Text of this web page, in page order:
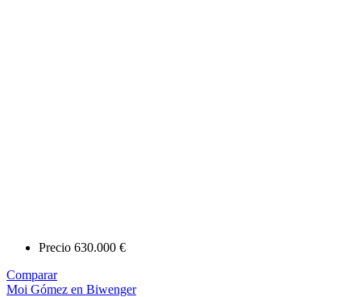
Precio 630.000 €
Comparar
Moi Gómez en Biwenger